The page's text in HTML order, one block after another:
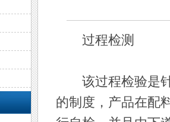
过程检测
该过程检验是针
的制度，产品在配